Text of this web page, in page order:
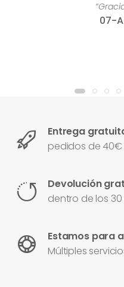
07-
Entrega
pedidos de 40€
Devolución
dentro de los
Estamos para
Múltiples